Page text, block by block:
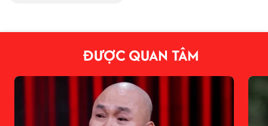
ĐƯỢC QUAN TÂM